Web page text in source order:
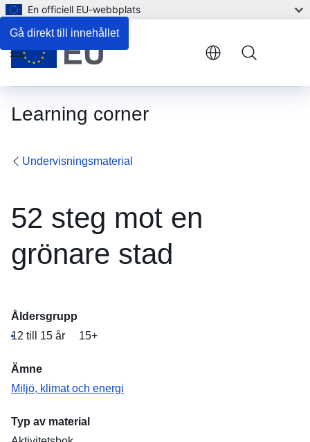
Gå direkt till innehållet
En officiell EU-webbplats
Learning corner
Menu
Undervisningsmaterial
52 steg mot en
grönare stad
Åldersgrupp
12 till 15 år
15+
Ämne
Miljö, klimat och energi
Typ av material